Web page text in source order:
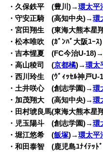
・久保鉄平 (豊川)→環太平
・守安正騎 (高知中央)→環
・宮田翔生 (東海大熊本星
・松本唯吹 (ｶﾞﾝﾊﾞ大阪ﾕｰ
・吉本惺夏 (FC今治U-
・高山稜司 (京都橘)→環太
・西川玲生 (ｳﾞｨｯｾﾙ神戸
・土井咲心 (創志学園)→環
・加茂翔大 (高知中央)→環
・田村琥良馬(東海大熊本星
・児玉陽斗 (創志学園)→環
・堀江悠希 (飯塚)→環太平
・和田泰智 (鹿児島ﾕﾅｲﾃｯﾄ